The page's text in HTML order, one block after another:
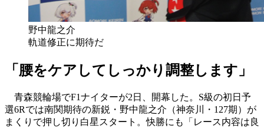
野中龍之介
軌道修正に期待だ
「腰をケアしてしっかり調整します」
青森競輪場でF1ナイターが2日、開幕した。S級の初日予
選6Rでは南関期待の新鋭・野中龍之介（神奈川・127期）が
まくりで押し切り白星スタート。快勝にも「レース内容は良